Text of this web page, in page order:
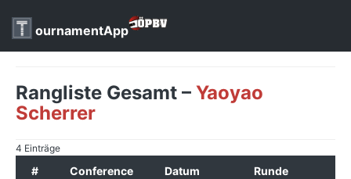
ournamentApp
Rangliste Gesamt – Yaoyao
Scherrer
4 Einträge
# Conference Datum Runde